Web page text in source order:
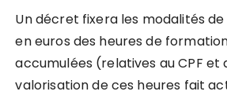
Un décret fixera les modalités
en euros des heures de
accumulées (relatives au CPF et
valorisation de ces heures fait